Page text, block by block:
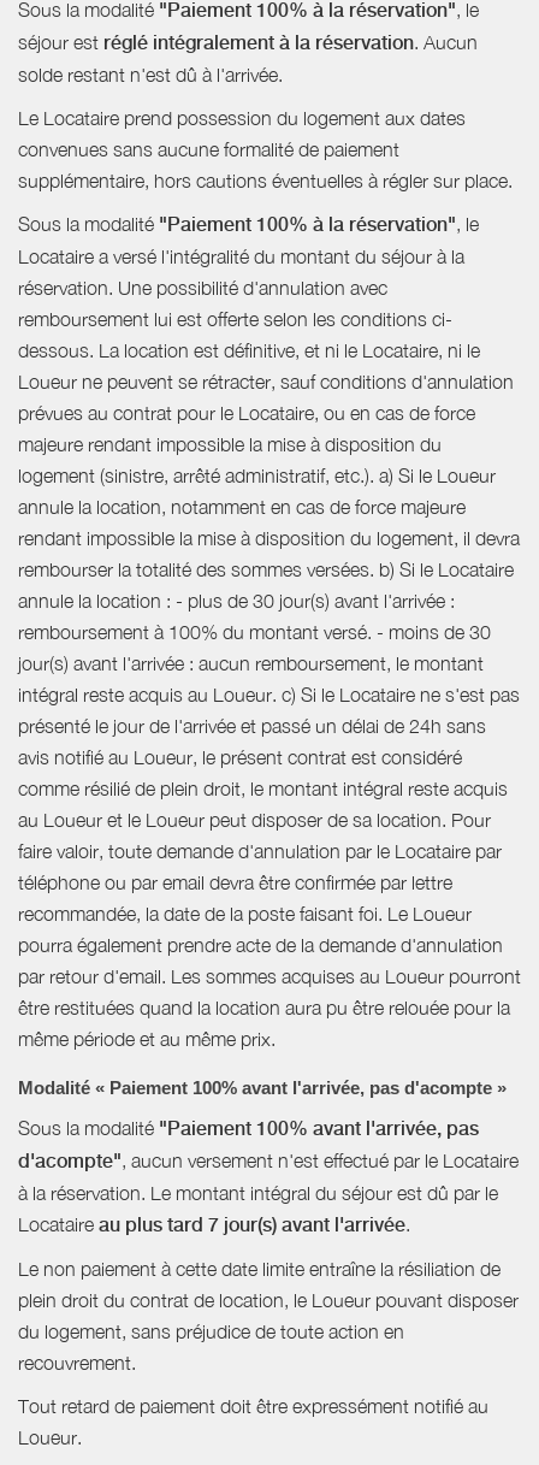
Sous la modalité "Paiement 100% à la réservation", le
séjour est réglé intégralement à la réservation. Aucun
solde restant n'est dû à l'arrivée.
Le Locataire prend possession du logement aux dates
convenues sans aucune formalité de paiement
supplémentaire, hors cautions éventuelles à régler sur place.
Sous la modalité "Paiement 100% à la réservation", le
Locataire a versé l'intégralité du montant du séjour à la
réservation. Une possibilité d'annulation avec
remboursement lui est offerte selon les conditions ci-
dessous. La location est définitive, et ni le Locataire, ni le
Loueur ne peuvent se rétracter, sauf conditions d'annulation
prévues au contrat pour le Locataire, ou en cas de force
majeure rendant impossible la mise à disposition du
logement (sinistre, arrêté administratif, etc.). a) Si le Loueur
annule la location, notamment en cas de force majeure
rendant impossible la mise à disposition du logement, il devra
rembourser la totalité des sommes versées. b) Si le Locataire
annule la location : - plus de 30 jour(s) avant l'arrivée :
remboursement à 100% du montant versé. - moins de 30
jour(s) avant l'arrivée : aucun remboursement, le montant
intégral reste acquis au Loueur. c) Si le Locataire ne s'est pas
présenté le jour de l'arrivée et passé un délai de 24h sans
avis notifié au Loueur, le présent contrat est considéré
comme résilié de plein droit, le montant intégral reste acquis
au Loueur et le Loueur peut disposer de sa location. Pour
faire valoir, toute demande d'annulation par le Locataire par
téléphone ou par email devra être confirmée par lettre
recommandée, la date de la poste faisant foi. Le Loueur
pourra également prendre acte de la demande d'annulation
par retour d'email. Les sommes acquises au Loueur pourront
être restituées quand la location aura pu être relouée pour la
même période et au même prix.
Modalité « Paiement 100% avant l'arrivée, pas d'acompte »
Sous la modalité "Paiement 100% avant l'arrivée, pas
d'acompte", aucun versement n'est effectué par le Locataire
à la réservation. Le montant intégral du séjour est dû par le
Locataire au plus tard 7 jour(s) avant l'arrivée.
Le non paiement à cette date limite entraîne la résiliation de
plein droit du contrat de location, le Loueur pouvant disposer
du logement, sans préjudice de toute action en
recouvrement.
Tout retard de paiement doit être expressément notifié au
Loueur.